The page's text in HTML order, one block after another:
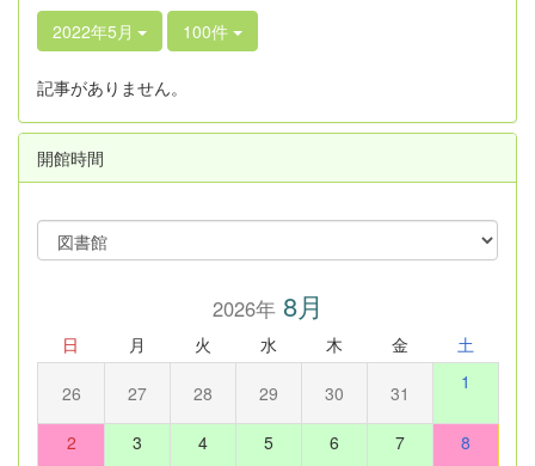
2022年5月 100件
記事がありません。
開館時間
2026年8月
日 月 火 水 木 金 土
26 27 28 29 30 31 1
2 3 4 5 6 7 8